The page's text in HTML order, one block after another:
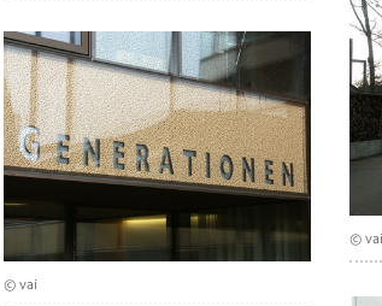
© vai
©